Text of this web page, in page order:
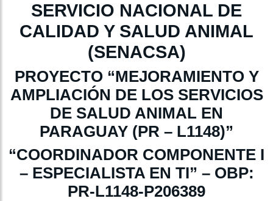
SERVICIO NACIONAL DE
CALIDAD Y SALUD ANIMAL
(SENACSA)
PROYECTO “MEJORAMIENTO Y
AMPLIACIÓN DE LOS SERVICIOS
DE SALUD ANIMAL EN
PARAGUAY (PR – L1148)”
“COORDINADOR COMPONENTE I
– ESPECIALISTA EN TI” – OBP:
PR-L1148-P206389